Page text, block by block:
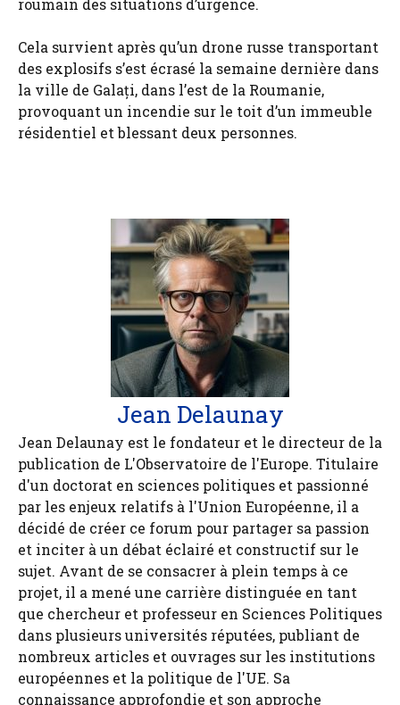
roumain des situations d’urgence.
Cela survient après qu’un drone russe transportant
des explosifs s’est écrasé la semaine dernière dans
la ville de Galați, dans l’est de la Roumanie,
provoquant un incendie sur le toit d’un immeuble
résidentiel et blessant deux personnes.
Jean Delaunay
Jean Delaunay est le fondateur et le directeur de la
publication de L'Observatoire de l'Europe. Titulaire
d'un doctorat en sciences politiques et passionné
par les enjeux relatifs à l'Union Européenne, il a
décidé de créer ce forum pour partager sa passion
et inciter à un débat éclairé et constructif sur le
sujet. Avant de se consacrer à plein temps à ce
projet, il a mené une carrière distinguée en tant
que chercheur et professeur en Sciences Politiques
dans plusieurs universités réputées, publiant de
nombreux articles et ouvrages sur les institutions
européennes et la politique de l'UE. Sa
connaissance approfondie et son approche